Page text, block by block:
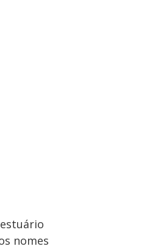
nomes